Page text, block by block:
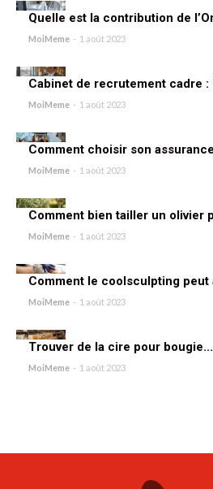
Quelle est la contribution de
MoiMeme - 1 août 2023
Cabinet de recrutement cadre :
MoiMeme - 1 août 2023
Comment choisir son
MoiMeme - 1 août 2023
Comment bien tailler un olivier
MoiMeme - 1 août 2023
Comment le coolsculpting peut
MoiMeme - 1 août 2023
Trouver de la cire pour bougie...
MoiMeme - 1 août 2023